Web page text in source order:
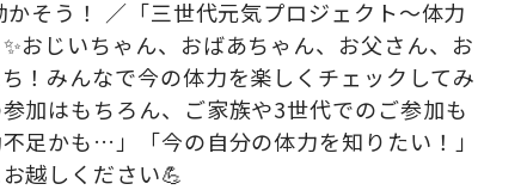
そう！ ／「三世代元気プロジェクト〜体力
おじいちゃん、おばあちゃん、お父さん、お
！みんなで今の体力を楽しくチェックしてみ
加はもちろん、ご家族や3世代でのご参加も
足かも…」「今の自分の体力を知りたい！」
越しください💪